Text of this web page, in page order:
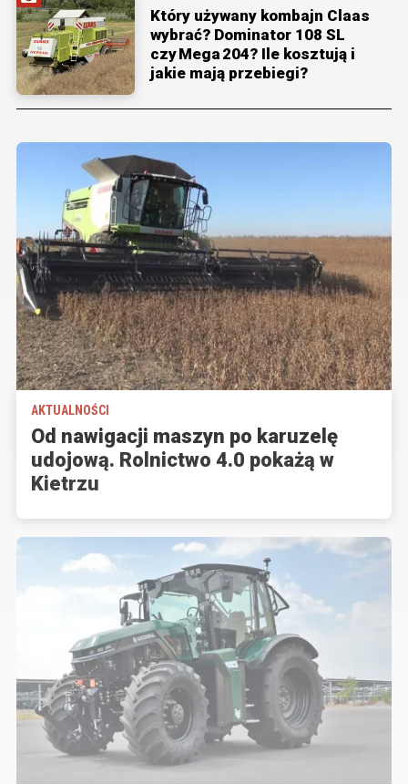
Który używany kombajn Claas
wybrać? Dominator 108 SL
czy Mega 204? Ile kosztują i
jakie mają przebiegi?
AKTUALNOŚCI
Od nawigacji maszyn po karuzelę
udojową. Rolnictwo 4.0 pokażą w
Kietrzu